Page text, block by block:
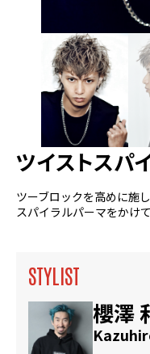
ツイストスパ
ツーブロックを高めに施
スパイラルパーマをかけ
STYLIST
櫻澤